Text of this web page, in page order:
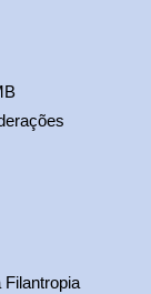
Filantropia